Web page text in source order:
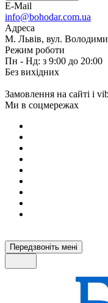
E-Mail
info@bohodar.com.ua
Адреса
М. Львів, вул.
Режим роботи
Пн - Нд: з 9:00 до 20:00
Без вихідних
Замовлення на сайті і
Ми в соцмережах
Передзвоніть мені